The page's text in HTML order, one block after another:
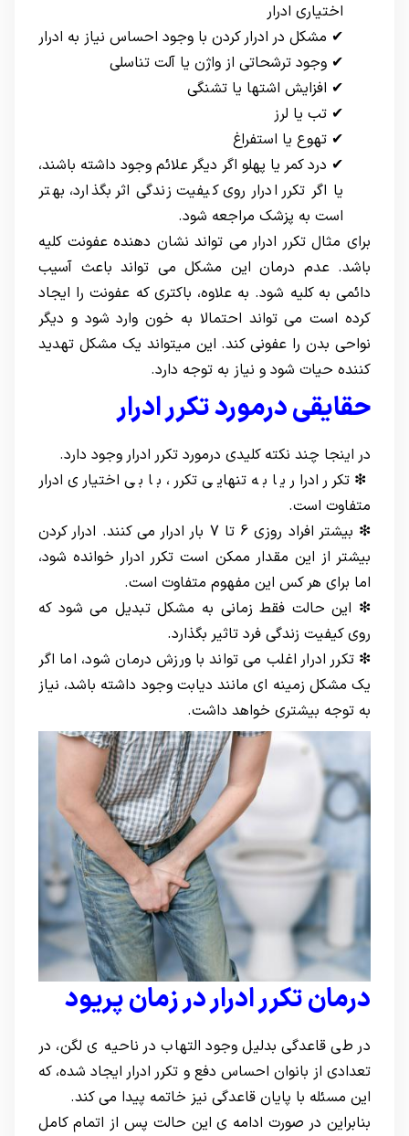
اختیاری ادرار
✔ مشکل در ادرار کردن با وجود احساس نیاز به ادرار
✔ وجود ترشحاتی از واژن یا آلت تناسلی
✔ افزایش اشتها یا تشنگی
✔ تب یا لرز
✔ تهوع یا استفراغ
✔ درد کمر یا پهلو اگر دیگر علائم وجود داشته باشند،
یا اگر تکرر ادرار روی کیفیت زندگی اثر بگذارد، بهتر
است به پزشک مراجعه شود.
برای مثال تکرر ادرار می تواند نشان دهنده عفونت کلیه
باشد. عدم درمان این مشکل می تواند باعث آسیب
دائمی به کلیه شود. به علاوه، باکتری که عفونت را ایجاد
کرده است می تواند احتمالا به خون وارد شود و دیگر
نواحی بدن را عفونی کند. این میتواند یک مشکل تهدید
کننده حیات شود و نیاز به توجه دارد.
حقایقی درمورد تکرر ادرار
در اینجا چند نکته کلیدی درمورد تکرر ادرار وجود دارد.
❇ تکرر ادرار یا به تنهایی تکرر، با بی اختیاری ادرار
متفاوت است.
❇ بیشتر افراد روزی 6 تا 7 بار ادرار می کنند. ادرار کردن
بیشتر از این مقدار ممکن است تکرر ادرار خوانده شود،
اما برای هر کس این مفهوم متفاوت است.
❇ این حالت فقط زمانی به مشکل تبدیل می شود که
روی کیفیت زندگی فرد تاثیر بگذارد.
❇ تکرر ادرار اغلب می تواند با ورزش درمان شود، اما اگر
یک مشکل زمینه ای مانند دیابت وجود داشته باشد، نیاز
به توجه بیشتری خواهد داشت.
درمان تکرر ادرار در زمان پریود
در طی قاعدگی بدلیل وجود التهاب در ناحیه ی لگن، در
تعدادی از بانوان احساس دفع و تکرر ادرار ایجاد شده، که
این مسئله با پایان قاعدگی نیز خاتمه پیدا می کند.
بنابراین در صورت ادامه ی این حالت پس از اتمام کامل